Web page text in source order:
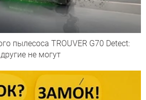
пылесоса TROUVER G70 Detect:
не могут